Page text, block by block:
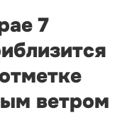
7
ветром